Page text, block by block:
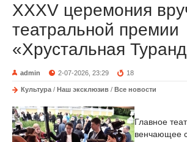
XXXV церемония
театральной премии
«Хрустальная
admin 2-07-2026, 23:29 18
Культура / Наш эксклюзив / Все новости
Главное
венчающее